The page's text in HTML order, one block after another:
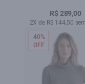
R$ 289,00
2X de R$ 144,50
40%
OFF